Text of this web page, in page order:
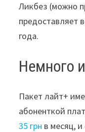
Ликбез (можно
предоставляет
года.
Немного
Пакет лайт+
абоненткой
35 грн в месяц,